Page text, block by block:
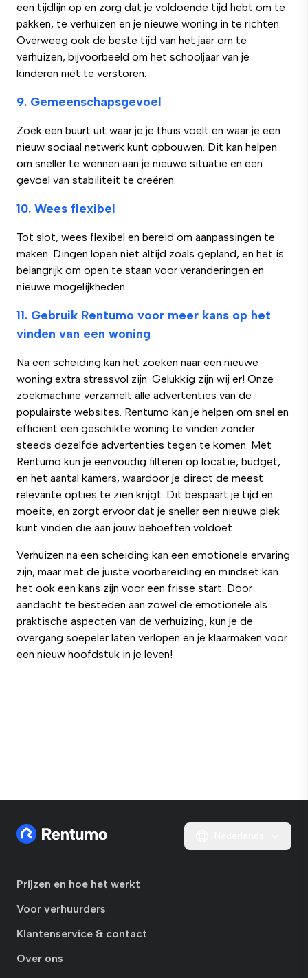
een tijdlijn op en zorg dat je voldoende tijd hebt om te
pakken, te verhuizen en je nieuwe woning in te richten.
Overweeg ook de beste tijd van het jaar om te
verhuizen, bijvoorbeeld om het schooljaar van je
kinderen niet te verstoren.
9. Gemeenschapsgevoel
Zoek een buurt uit waar je je thuis voelt en waar je een
nieuw sociaal netwerk kunt opbouwen. Dit kan helpen
om sneller te wennen aan je nieuwe situatie en een
gevoel van stabiliteit te creëren.
10. Wees flexibel
Tot slot, wees flexibel en bereid om aanpassingen te
maken. Dingen lopen niet altijd zoals gepland, en het is
belangrijk om open te staan voor veranderingen en
nieuwe mogelijkheden.
11. Gebruik Rentumo voor meer kans op het
vinden van een woning
Na een scheiding kan het zoeken naar een nieuwe
woning extra stressvol zijn. Gelukkig zijn wij er! Onze
zoekmachine verzamelt alle advertenties van de
populairste websites. Rentumo kan je helpen om snel en
efficiënt een geschikte woning te vinden zonder
steeds dezelfde advertenties tegen te komen. Met
Rentumo kun je eenvoudig filteren op locatie, budget,
en het aantal kamers, waardoor je direct de meest
relevante opties te zien krijgt. Dit bespaart je tijd en
moeite, en zorgt ervoor dat je sneller een nieuwe plek
kunt vinden die aan jouw behoeften voldoet.
Verhuizen na een scheiding kan een emotionele ervaring
zijn, maar met de juiste voorbereiding en mindset kan
het ook een kans zijn voor een frisse start. Door
aandacht te besteden aan zowel de emotionele als
praktische aspecten van de verhuizing, kun je de
overgang soepeler laten verlopen en je klaarmaken voor
een nieuw hoofdstuk in je leven!
Prijzen en hoe het werkt
Voor verhuurders
Klantenservice & contact
Over ons